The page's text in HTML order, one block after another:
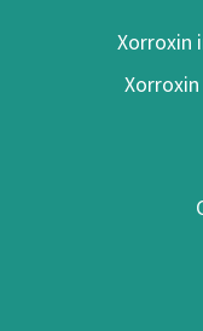
Xorroxin